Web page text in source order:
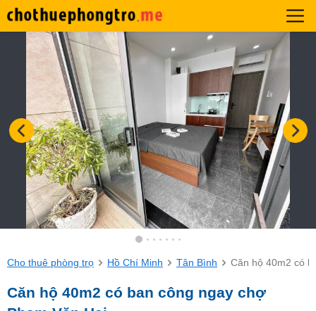
Cho thuê phòng trọ Hồ Chí Minh Tân Bình Căn hộ 40m2 có
Căn hộ 40m2 có ban công ngay chợ